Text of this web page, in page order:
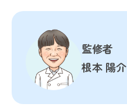
監修者
根本 陽介